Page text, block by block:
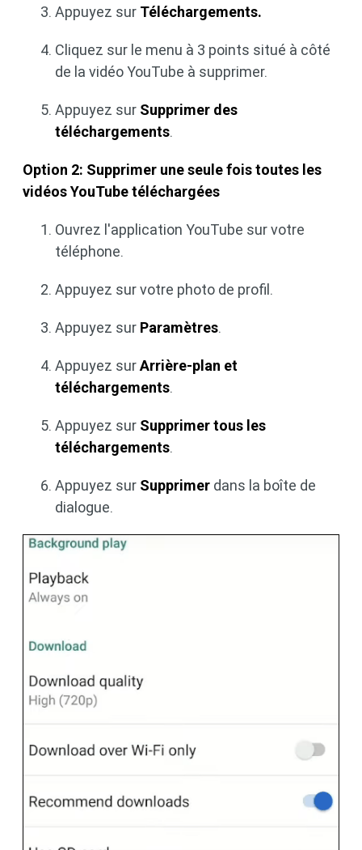
Appuyez sur Téléchargements.
Cliquez sur le menu à 3 points situé à côté
de la vidéo YouTube à supprimer.
Appuyez sur Supprimer des
téléchargements.
Option 2: Supprimer une seule fois toutes les
vidéos YouTube téléchargées
Ouvrez l'application YouTube sur votre
téléphone.
Appuyez sur votre photo de profil.
Appuyez sur Paramètres.
Appuyez surArrière-plan et
téléchargements.
Appuyez sur Supprimer tous les
téléchargements.
Appuyez sur Supprimer dans la boîte de
dialogue.